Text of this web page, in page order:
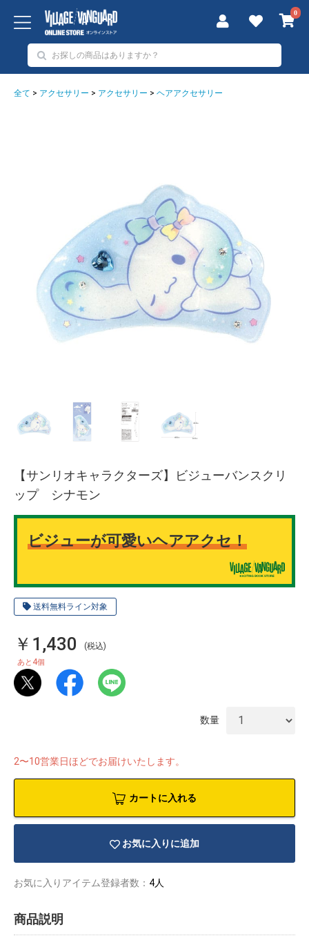
0
全て > アクセサリー > アクセサリー > ヘアアクセサリー
送料無料ライン対象
【サンリオキャラクターズ】ビジューバンスクリ
ップ シナモン
ビジューが可愛いヘアアクセ！
￥1,430 (税込)
あと 4個
数量
2〜10営業日ほどでお届けいたします。
カートに入れる
お気に入りに追加
お気に入りアイテム登録者数： 4人
商品説明
イラストレ
アダルトグ